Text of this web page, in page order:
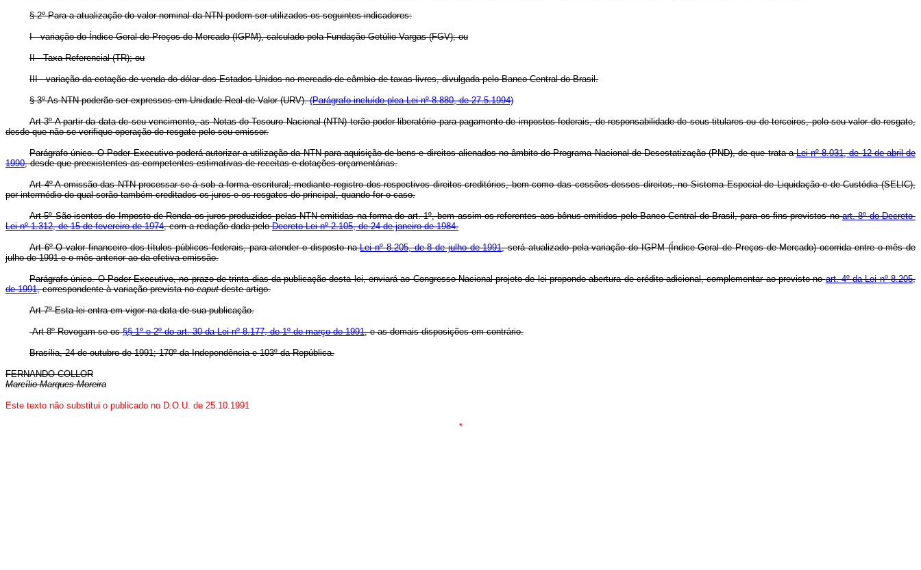
§ 2º Para a atualização do valor nominal da NTN podem ser utilizados os seguintes indicadores:
I - variação do Índice Geral de Preços de Mercado (IGPM), calculado pela Fundação Getúlio Vargas (FGV); ou
II - Taxa Referencial (TR); ou
III - variação da cotação de venda do dólar dos Estados Unidos no mercado de câmbio de taxas livres, divulgada pelo Banco Central do Brasil.
§ 3º As NTN poderão ser expressos em Unidade Real de Valor (URV).(Parágrafo incluído plea Lei nº 8.880, de 27.5.1994)
Art 3º A partir da data de seu vencimento, as Notas do Tesouro Nacional (NTN) terão poder liberatório para pagamento de impostos federais, de responsabilidade de seus titulares ou de terceiros, pelo seu valor de resgate,
desde que não se verifique operação de resgate pelo seu emissor.
Parágrafo único. O Poder Executivo poderá autorizar a utilização da NTN para aquisição de bens e direitos alienados no âmbito do Programa Nacional de Desestatização (PND), de que trata aLei nº 8.031, de 12 de abril de
1990, desde que preexistentes as competentes estimativas de receitas e dotações orçamentárias.
Art 4º A emissão das NTN processar-se-á sob a forma escritural; mediante registro dos respectivos direitos creditórios, bem como das cessões desses direitos, no Sistema Especial de Liquidação e de Custódia (SELIC),
por intermédio do qual serão também creditados os juros e os resgates do principal, quando for o caso.
Art 5º São isentos do Imposto de Renda os juros produzidos pelas NTN emitidas na forma do art. 1º, bem assim os referentes aos bônus emitidos pelo Banco Central do Brasil, para os fins previstos noart. 8º do Decreto-
Lei nº 1.312, de 15 de fevereiro de 1974, com a redação dada peloDecreto-Lei nº 2.105, de 24 de janeiro de 1984.
Art 6º O valor financeiro dos títulos públicos federais, para atender o disposto naLei nº 8.205, de 8 de julho de 1991, será atualizado pela variação do IGPM (Índice Geral de Preços de Mercado) ocorrida entre o mês de
julho de 1991 e o mês anterior ao da efetiva emissão.
Parágrafo único. O Poder Executivo, no prazo de trinta dias da publicação desta lei, enviará ao Congresso Nacional projeto de lei propondo abertura de crédito adicional, complementar ao previsto noart. 4º da Lei nº 8.205,
de 1991,correspondente à variação prevista nocaput deste artigo.
Art 7º Esta lei entra em vigor na data de sua publicação.
Art 8º Revogam-se os§§ 1º e 2º do art. 30 da Lei nº 8.177, de 1º de março de 1991, e as demais disposições em contrário.
Brasília, 24 de outubro de 1991; 170º da Independência e 103º da República.
FERNANDO COLLOR
Marcílio Marques Moreira
Este texto não substitui o publicado no D.O.U. de 25.10.1991
*